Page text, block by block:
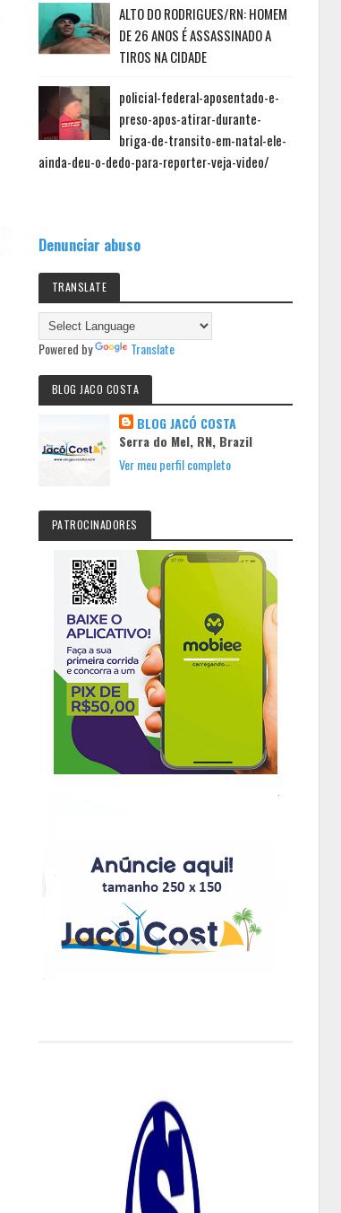
ALTO DO RODRIGUES/RN: HOMEM
DE 26 ANOS É ASSASSINADO A
TIROS NA CIDADE
policial-federal-aposentado-e-
preso-apos-atirar-durante-
briga-de-transito-em-natal-ele-
ainda-deu-o-dedo-para-reporter-veja-video/
Denunciar abuso
TRANSLATE
Powered by Translate
BLOG JACO COSTA
BLOG JACÓ COSTA
Serra do Mel, RN, Brazil
Ver meu perfil completo
PATROCINADORES